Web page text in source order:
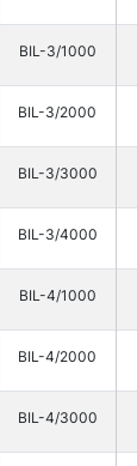
BIL-3/1000
BIL-3/2000
BIL-3/3000
BIL-3/4000
BIL-4/1000
BIL-4/2000
BIL-4/3000